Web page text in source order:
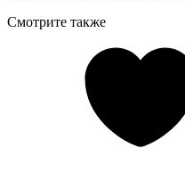
Смотрите также